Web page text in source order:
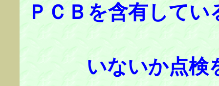
ＰＣＢを含有して
いないか点検